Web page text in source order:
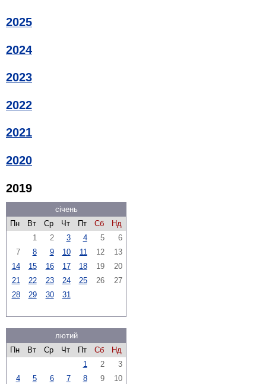
2025
2024
2023
2022
2021
2020
2019
січень
Пн
Вт Ср Чт Пт Сб
Нд
1
2 3 4 5
6
7
8 9 10 11 12
13
14
15 16 17 18 19
20
21
22 23 24 25 26
27
28
29 30 31
лютий
Пн
Вт Ср Чт Пт Сб
Нд
1
2
3
4
5 6 7 8 9
10